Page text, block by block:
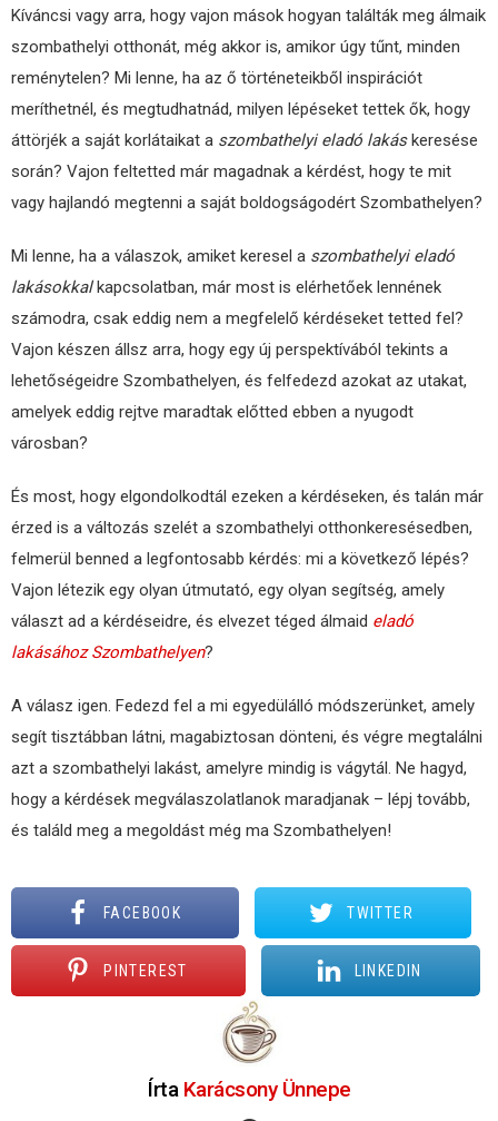
Kíváncsi vagy arra, hogy vajon mások hogyan találták meg álmaik
szombathelyi otthonát, még akkor is, amikor úgy tűnt, minden
reménytelen? Mi lenne, ha az ő történeteikből inspirációt
meríthetnél, és megtudhatnád, milyen lépéseket tettek ők, hogy
áttörjék a saját korlátaikat a szombathelyi eladó lakáskeresése
során? Vajon feltetted már magadnak a kérdést, hogy te mit
vagy hajlandó megtenni a saját boldogságodért Szombathelyen?
Mi lenne, ha a válaszok, amiket keresel a szombathelyi eladó
lakásokkalkapcsolatban, már most is elérhetőek lennének
számodra, csak eddig nem a megfelelő kérdéseket tetted fel?
Vajon készen állsz arra, hogy egy új perspektívából tekints a
lehetőségeidre Szombathelyen, és felfedezd azokat az utakat,
amelyek eddig rejtve maradtak előtted ebben a nyugodt
városban?
És most, hogy elgondolkodtál ezeken a kérdéseken, és talán már
érzed is a változás szelét a szombathelyi otthonkeresésedben,
felmerül benned a legfontosabb kérdés: mi a következő lépés?
Vajon létezik egy olyan útmutató, egy olyan segítség, amely
választ ad a kérdéseidre, és elvezet téged álmaid eladó
lakásához Szombathelyen?
A válasz igen. Fedezd fel a mi egyedülálló módszerünket, amely
segít tisztábban látni, magabiztosan dönteni, és végre megtalálni
azt a szombathelyi lakást, amelyre mindig is vágytál. Ne hagyd,
hogy a kérdések megválaszolatlanok maradjanak – lépj tovább,
és találd meg a megoldást még ma Szombathelyen!
FACEBOOK TWITTER
PINTEREST LINKEDIN
Írta Karácsony Ünnepe